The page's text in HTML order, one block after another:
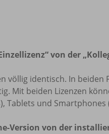
von der
völlig identisch. In
Mit beiden Lizenzen
Tablets und
Version von der